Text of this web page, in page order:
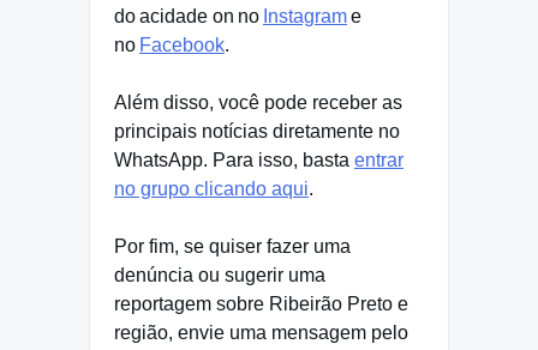
do acidade on no Instagrame
no Facebook.
Além disso, você pode receber as
principais notícias diretamente no
WhatsApp. Para isso, basta entrar
no grupo clicando aqui.
Por fim, se quiser fazer uma
denúncia ou sugerir uma
reportagem sobre Ribeirão Preto e
região, envie uma mensagem pelo